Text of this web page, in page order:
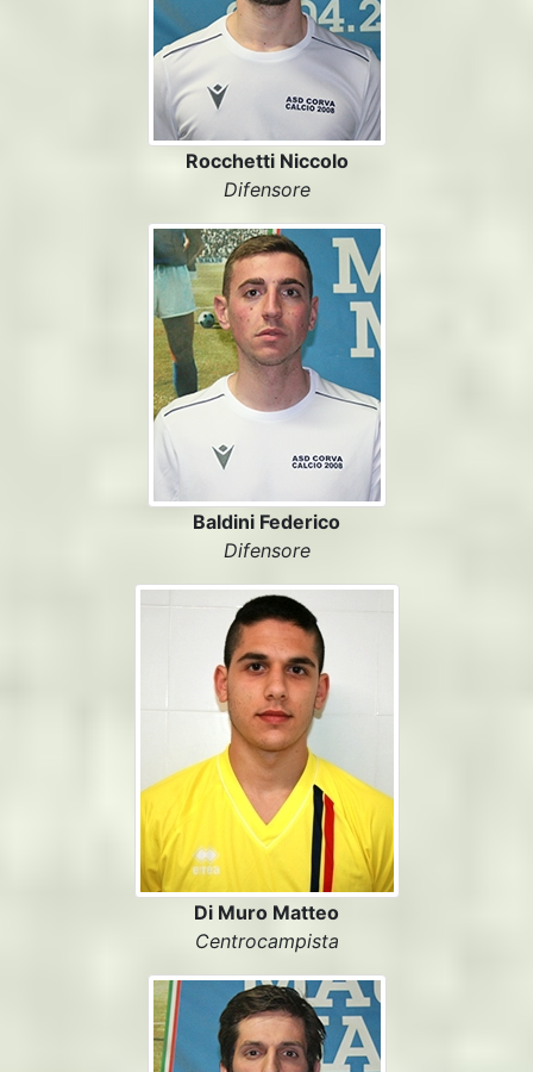
Rocchetti Niccolo
Difensore
Baldini Federico
Difensore
Di Muro Matteo
Centrocampista